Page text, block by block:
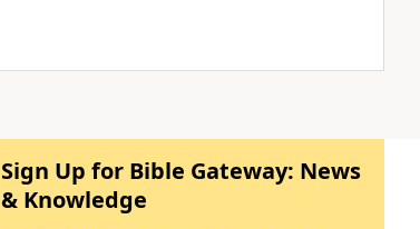
Sign Up for Bible Gateway: News
& Knowledge